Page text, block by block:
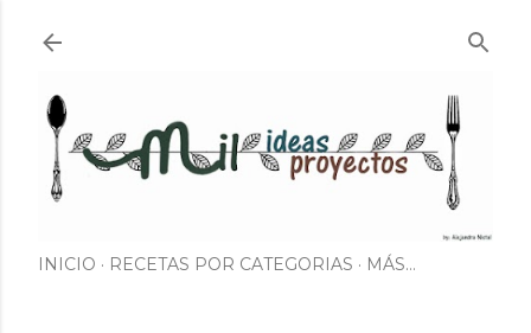
INICIO RECETAS POR CATEGORIAS MÁS…